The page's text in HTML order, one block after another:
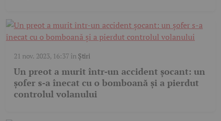
21 nov. 2023, 16:37în Știri
Un preot a murit într-un accident șocant: un
șofer s-a înecat cu o bomboană și a pierdut
controlul volanului